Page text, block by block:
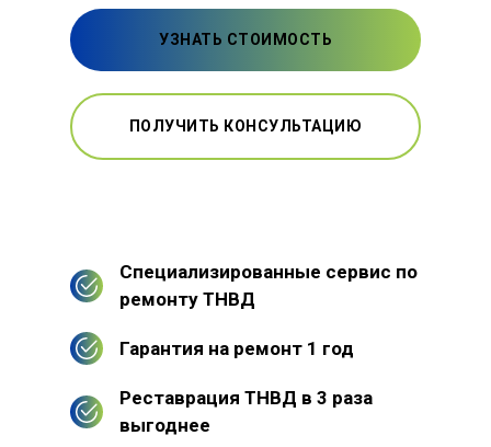
УЗНАТЬ СТОИМОСТЬ
ПОЛУЧИТЬ КОНСУЛЬТАЦИЮ
Специализированные сервис по
ремонту ТНВД
Гарантия на ремонт 1 год
Реставрация ТНВД в 3 раза
выгоднее